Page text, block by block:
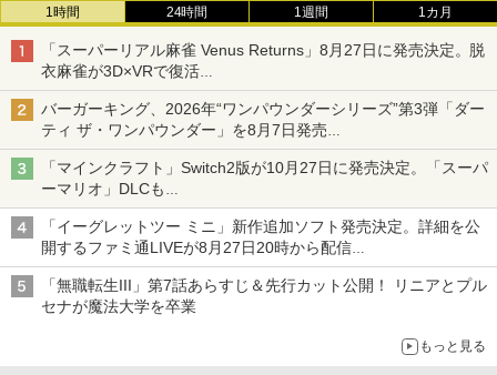
1時間 24時間 1週間 1カ月
「スーパーリアル麻雀 Venus Returns」8月27日に発売決定。脱
衣麻雀が3D×VRで復活
発売から2週間は20%オフになるセールが実施
バーガーキング、2026年“ワンパウンダーシリーズ”第3弾「ダー
ティ ザ・ワンパウンダー」を8月7日発売
「特製ガーリックマヨソース」を使用した超大型チーズバーガー
「マインクラフト」Switch2版が10月27日に発売決定。「スーパ
ーマリオ」DLCも
Switch版からのアップグレードも可能に
「イーグレットツー ミニ」新作追加ソフト発売決定。詳細を公
開するファミ通LIVEが8月27日20時から配信
シリーズ累計100タイトルへ
「無職転生III」第7話あらすじ＆先行カット公開！ リニアとプル
セナが魔法大学を卒業
もっと見る